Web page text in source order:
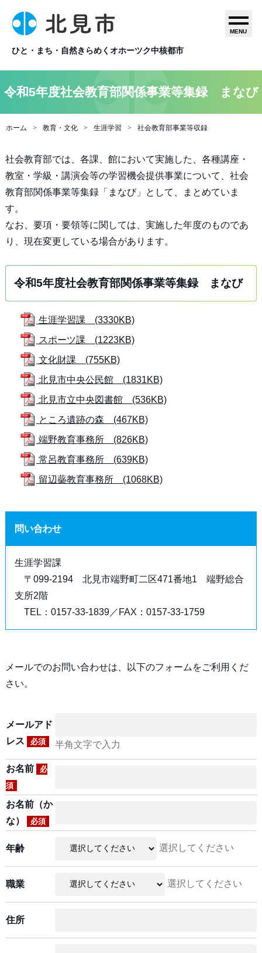
ひと・まち・自然きらめくオホーツク中核都市
MENU
令和5年度社会教育部関係事業等集録 まなび
ホーム 教育・文化 生涯学習 社会教育部事業等収録
社会教育部では、各課、館において実施した、各種講座・
教室・学級・講演会等の学習機会提供事業について、社会
教育部関係事業等集録「まなび」として、まとめていま
す。
なお、要項・要領等に関しては、実施した年度のものであ
り、現在変更している場合があります。
令和5年度社会教育部関係事業等集録 まなび
生涯学習課 (3330KB)
スポーツ課 (1223KB)
文化財課 (755KB)
北見市中央公民館 (1831KB)
北見市立中央図書館 (536KB)
ところ遺跡の森 (467KB)
端野教育事務所 (826KB)
常呂教育事務所 (639KB)
留辺蘂教育事務所 (1068KB)
問い合わせ
生涯学習課
〒099-2194 北見市端野町二区471番地1 端野総合
支所2階
TEL：0157-33-1839／FAX：0157-33-1759
メールでのお問い合わせは、以下のフォームをご利用くだ
さい。
メールアド
レス
必須 半角文字で入力
お名前
必
須
お名前（か
な）
必須
年齢 選択してください
職業 選択してください
住所